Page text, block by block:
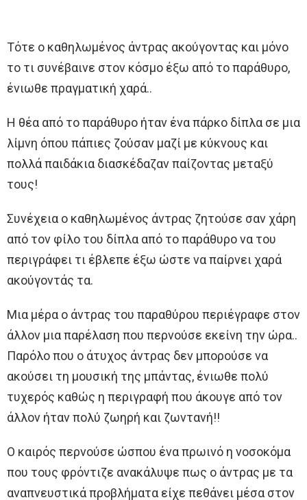
Τότε ο καθηλωμένος άντρας ακούγοντας και μόνο
το τι συνέβαινε στον κόσμο έξω από το παράθυρο,
ένιωθε πραγματική χαρά..
Η θέα από το παράθυρο ήταν ένα πάρκο δίπλα σε μια
λίμνη όπου πάπιες ζούσαν μαζί με κύκνους και
πολλά παιδάκια διασκέδαζαν παίζοντας μεταξύ
τους!
Συνέχεια ο καθηλωμένος άντρας ζητούσε σαν χάρη
από τον φίλο του δίπλα από το παράθυρο να του
περιγράφει τι έβλεπε έξω ώστε να παίρνει χαρά
ακούγοντάς τα.
Μια μέρα ο άντρας του παραθύρου περιέγραφε στον
άλλον μια παρέλαση που περνούσε εκείνη την ώρα..
Παρόλο που ο άτυχος άντρας δεν μπορούσε να
ακούσει τη μουσική της μπάντας, ένιωθε πολύ
τυχερός καθώς η περιγραφή που άκουγε από τον
άλλον ήταν πολύ ζωηρή και ζωντανή!!
Ο καιρός περνούσε ώσπου ένα πρωινό η νοσοκόμα
που τους φρόντιζε ανακάλυψε πως ο άντρας με τα
αναπνευστικά προβλήματα είχε πεθάνει μέσα στον